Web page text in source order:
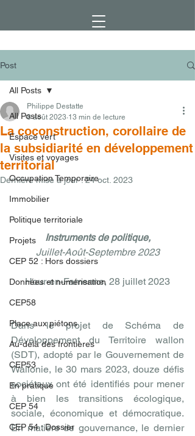
Post
All Posts
Espace vert
Visites et voyages
Occupation Temporaire
Immobilier
Politique territoriale
Projets
CEP 52 : Hors dossiers
Données et numérisation
CEP58
Place aux piétons
Au-delà des frontières
CEP53
En pratique
CEP 54
CEP 54 : Dossier
All Posts
La coconstruction, corollaire de
la subsidiarité en développement
territorial
Philippe Destatte
8 août 2023 13 min de lecture
Dernière mise à jour :24 oct. 2023
Instruments de politique,
Juillet-Août-Septembre 2023
Hour-en-Famenne, 28 juillet 2023
Dans le projet de Schéma de
Développement du Territoire wallon
(SDT), adopté par le Gouvernement de
Wallonie, le 30 mars 2023, douze défis
sociétaux ont été identifiés pour mener
à bien les transitions écologique,
sociale, économique et démocratique.
En matière de gouvernance, le dernier